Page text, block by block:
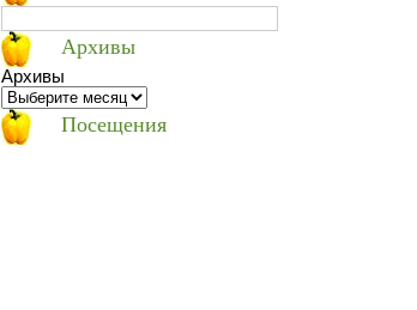
Архивы
Архивы
Посещения